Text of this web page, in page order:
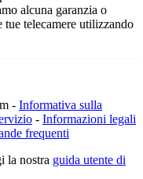
alcuna garanzia o
tue telecamere utilizzando
- Informativa sulla
- Informazioni legali
frequenti
la nostra guida utente di